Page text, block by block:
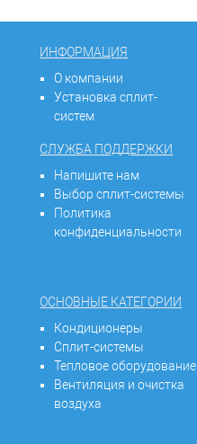
ИНФОРМАЦИЯ
О компании
Установка сплит-
систем
СЛУЖБА ПОДДЕРЖКИ
Напишите нам
Выбор сплит-системы
Политика
конфиденциальности
ОСНОВНЫЕ КАТЕГОРИИ
Кондиционеры
Сплит-системы
Тепловое оборудование
Вентиляция и очистка
воздуха